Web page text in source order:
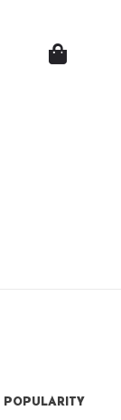
POPULARITY